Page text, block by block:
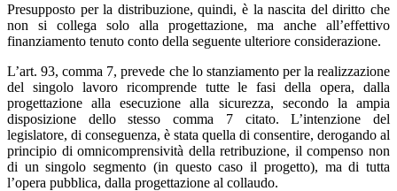
Presupposto per la distribuzione, quindi, è la nascita del diritto che
non si collega solo alla progettazione, ma anche all’effettivo
finanziamento tenuto conto della seguente ulteriore considerazione.
L’art. 93, comma 7, prevede che lo stanziamento per la realizzazione
del singolo lavoro ricomprende tutte le fasi della opera, dalla
progettazione alla esecuzione alla sicurezza, secondo la ampia
disposizione dello stesso comma 7 citato. L’intenzione del
legislatore, di conseguenza, è stata quella di consentire, derogando al
principio di omnicomprensività della retribuzione, il compenso non
di un singolo segmento (in questo caso il progetto), ma di tutta
l’opera pubblica, dalla progettazione al collaudo.